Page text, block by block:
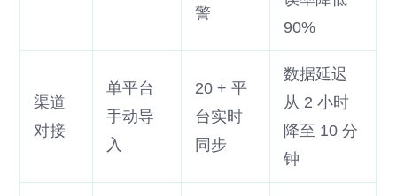
警
90%
渠道
对接
单平台
手动导
入
20 + 平
台实时
同步
数据延迟
从 2 小时
降至 10 分
钟